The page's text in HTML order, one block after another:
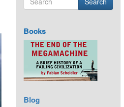
Search form
Books
Blog